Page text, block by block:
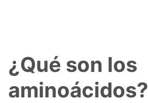
¿Qué son los
aminoácidos?